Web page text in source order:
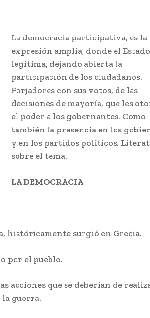
La democracia participativa, es la
expresión amplia, donde el
legitima, dejando abierta la
participación de los ciudadanos.
Forjadores con sus votos, de las
decisiones de mayoría, que les
el poder a los gobernantes. Como
también la presencia en los
y en los partidos políticos.
sobre el tema.
LA DEMOCRACIA
históricamente surgió en Grecia.
por el pueblo.
acciones que se deberían de
la guerra.